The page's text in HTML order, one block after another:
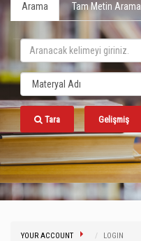
Arama Tam Metin Arama
Tara Gelişmiş
YOUR ACCOUNT LOGIN